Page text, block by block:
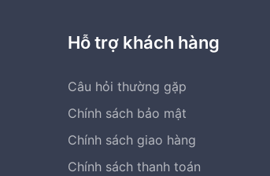
Hỗ trợ khách hàng
Câu hỏi thường gặp
Chính sách bảo mật
Chính sách giao hàng
Chính sách thanh toán